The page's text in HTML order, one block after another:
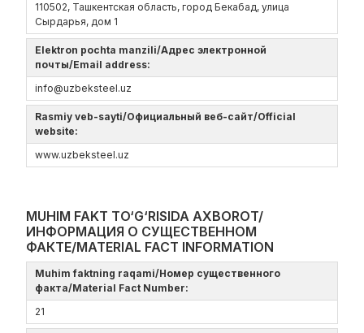
110502, Ташкентская область, город Бекабад, улица
Сырдарья, дом 1
Elektron pochta manzili/Адрес электронной
почты/Email address:
info@uzbeksteel.uz
Rasmiy veb-sayti/Официальный веб-сайт/Official
website:
www.uzbeksteel.uz
MUHIM FAKT TO‘G‘RISIDA AXBOROT/
ИНФОРМАЦИЯ О СУЩЕСТВЕННОМ
ФАКТЕ/MATERIAL FACT INFORMATION
Muhim faktning raqami/Номер существенного
факта/Material Fact Number:
21